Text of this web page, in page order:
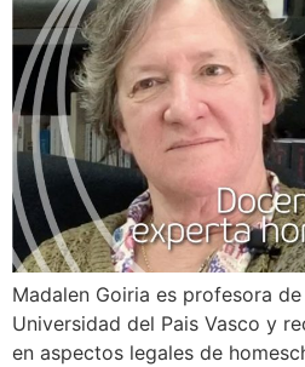
Madalen Goiria es profesora
Universidad del Pais Vasco y
en aspectos legales de